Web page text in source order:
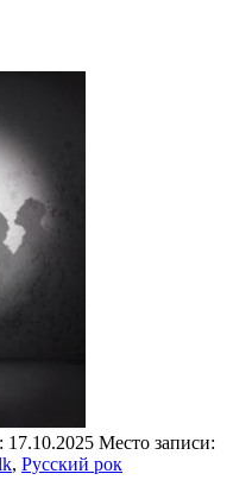
17.10.2025 Место записи:
, Русский рок